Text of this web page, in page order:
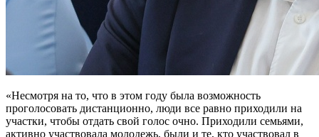
«Несмотря на то, что в этом году была возможность
проголосовать дистанционно, люди все равно приходили на
участки, чтобы отдать свой голос очно. Приходили семьями,
активно участвовала молодежь, были и те, кто участвовал в